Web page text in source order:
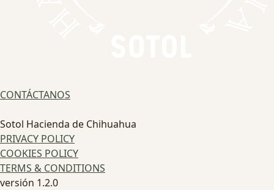
CONTÁCTANOS
Sotol Hacienda de Chihuahua
PRIVACY POLICY
COOKIES POLICY
TERMS & CONDITIONS
versión 1.2.0